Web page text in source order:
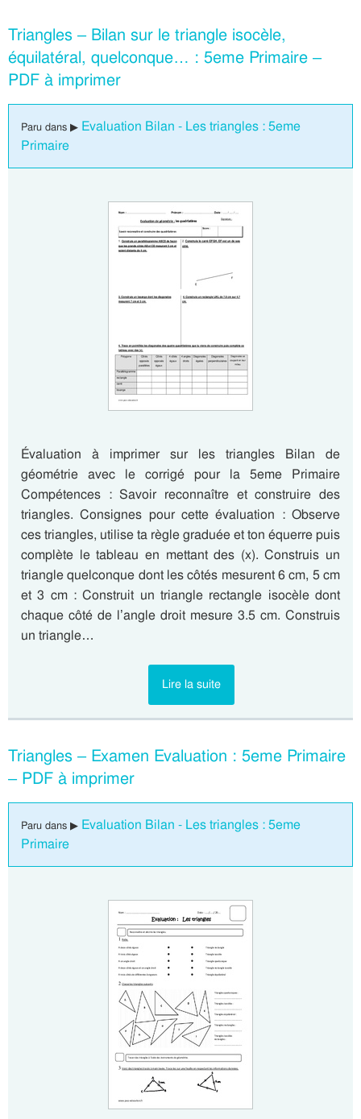
Triangles – Bilan sur le triangle isocèle,
équilatéral, quelconque… : 5eme Primaire –
PDF à imprimer
Paru dans ▶ Evaluation Bilan - Les triangles : 5eme
Primaire
Évaluation à imprimer sur les triangles Bilan de
géométrie avec le corrigé pour la 5eme Primaire
Compétences : Savoir reconnaître et construire des
triangles. Consignes pour cette évaluation : Observe
ces triangles, utilise ta règle graduée et ton équerre puis
complète le tableau en mettant des (x). Construis un
triangle quelconque dont les côtés mesurent 6 cm, 5 cm
et 3 cm : Construit un triangle rectangle isocèle dont
chaque côté de l’angle droit mesure 3.5 cm. Construis
un triangle…
Lire la suite
Triangles – Examen Evaluation : 5eme Primaire
– PDF à imprimer
Paru dans ▶ Evaluation Bilan - Les triangles : 5eme
Primaire